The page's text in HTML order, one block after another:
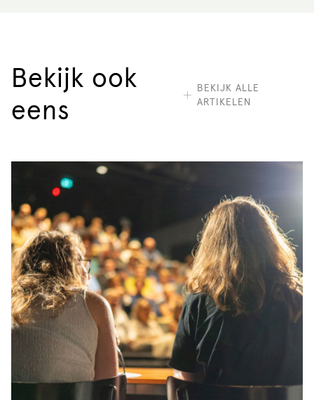
Bekijk ook
eens
BEKIJK ALLE
ARTIKELEN